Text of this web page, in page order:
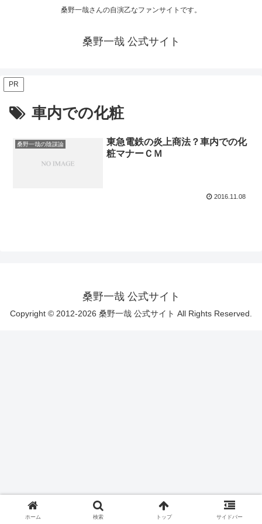
桑野一哉さんの自演乙なファンサイトです。
桑野一哉 公式サイト
PR
車内での化粧
桑野一哉の陰謀論
東急電鉄の炎上商法？車内での化
粧マナーＣＭ
2016.11.08
桑野一哉 公式サイト
Copyright © 2012-2026 桑野一哉 公式サイト All Rights Reserved.
ホーム 検索 トップ サイドバー